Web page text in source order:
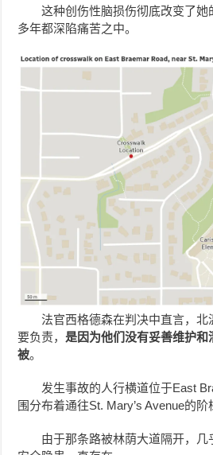
这种创伤性脑损伤彻底改变了
多年都深陷痛苦之中。
法官西格德森在判决中直言，北
要负责，是因为他们没有妥善维护
被。
发生事故的人行横道位于East
围分布着通往St. Mary’s Avenue的阶
由于那条路被林荫大道隔开，几